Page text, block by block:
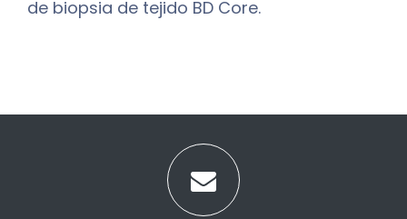
de biopsia de tejido BD Core.